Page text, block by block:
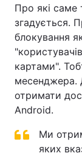
Про які саме
згадується.
блокування
картами".
месенджера.
отримати
Android.
Ми
яких